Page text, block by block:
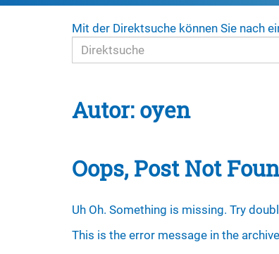
Mit der Direktsuche können Sie nach
Autor: oyen
Oops, Post Not
Uh Oh. Something is missing. Try
This is the error message in the